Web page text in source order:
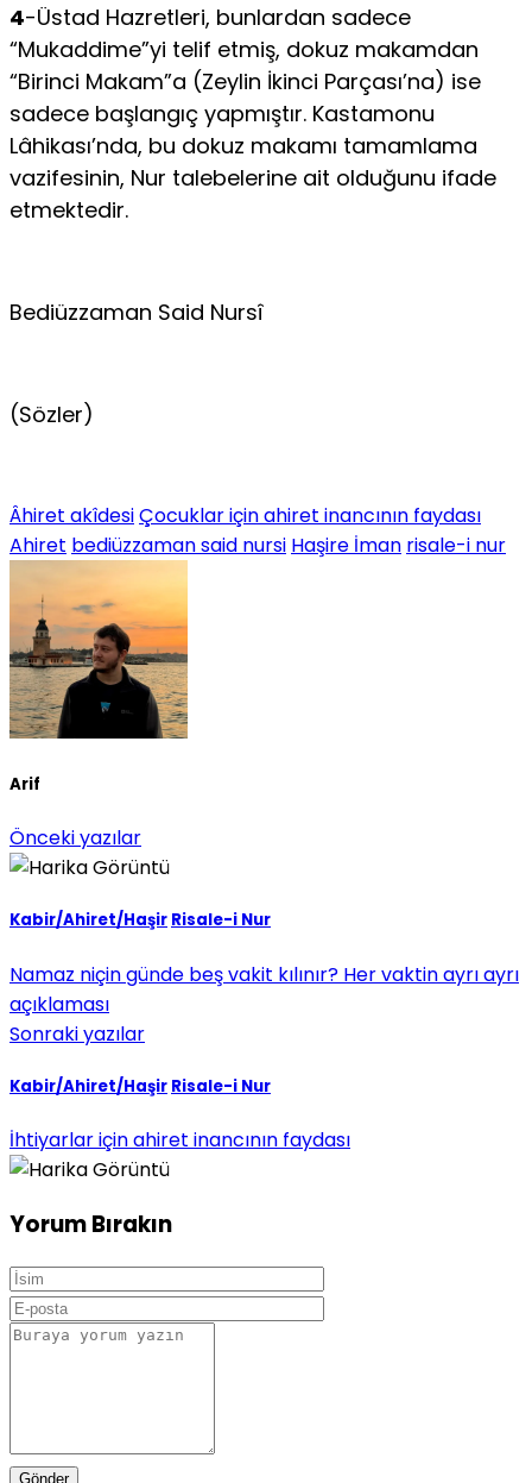
4-Üstad Hazretleri, bunlardan sadece
“Mukaddime”yi telif etmiş, dokuz makamdan
“Birinci Makam”a (Zeylin İkinci Parçası’na) ise
sadece başlangıç yapmıştır. Kastamonu
Lâhikası’nda, bu dokuz makamı tamamlama
vazifesinin, Nur talebelerine ait olduğunu ifade
etmektedir.
Bediüzzaman Said Nursî
(Sözler)
Âhiret akîdesiÇocuklar için ahiret inancının faydası
Ahiret bediüzzaman said nursi Haşire İman risale-i nur
Arif
Önceki yazılar
Kabir/Ahiret/Haşir Risale-i Nur
Namaz niçin günde beş vakit kılınır? Her vaktin ayrı ayrı
açıklaması
Sonraki yazılar
Kabir/Ahiret/Haşir Risale-i Nur
İhtiyarlar için ahiret inancının faydası
Yorum Bırakın
Gönder